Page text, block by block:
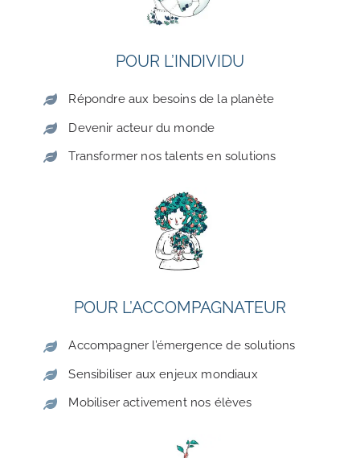
POUR L’INDIVIDU
Répondre aux besoins de la planète
Devenir acteur du monde
Transformer nos talents en solutions
POUR L’ACCOMPAGNATEUR
Accompagner l’émergence de solutions
Sensibiliser aux enjeux mondiaux
Mobiliser activement nos élèves